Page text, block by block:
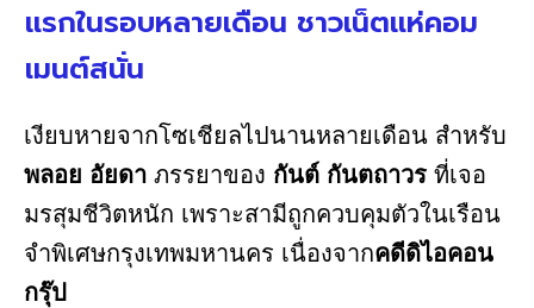
แรกในรอบหลายเดือน ชาวเน็ตแห่คอม
เมนต์สนั่น
เงียบหายจากโซเชียลไปนานหลายเดือน สำหรับ
พลอย อัยดา ภรรยาของ กันต์ กันตถาวร ที่เจอ
มรสุมชีวิตหนัก เพราะสามีถูกควบคุมตัวในเรือน
จำพิเศษกรุงเทพมหานคร เนื่องจากคดีดิไอคอน
กรุ๊ป